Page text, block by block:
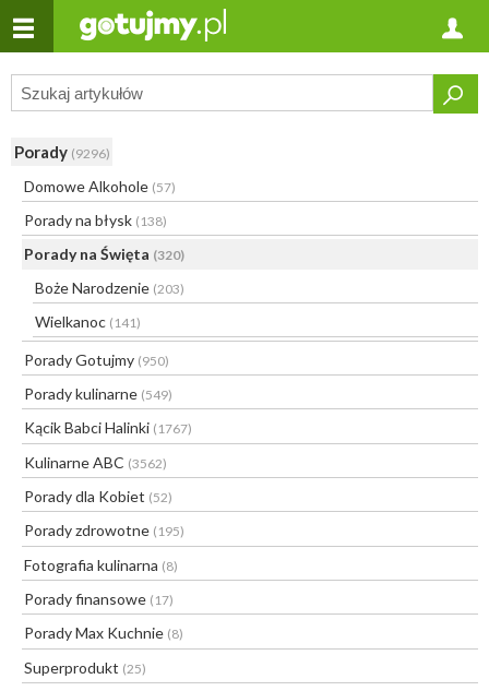
Porady (9296)
Domowe Alkohole (57)
Porady na błysk (138)
Porady na Święta (320)
Boże Narodzenie (203)
Wielkanoc (141)
Porady Gotujmy (950)
Porady kulinarne (549)
Kącik Babci Halinki (1767)
Kulinarne ABC (3562)
Porady dla Kobiet (52)
Porady zdrowotne (195)
Fotografia kulinarna (8)
Porady finansowe (17)
Porady Max Kuchnie (8)
Superprodukt (25)